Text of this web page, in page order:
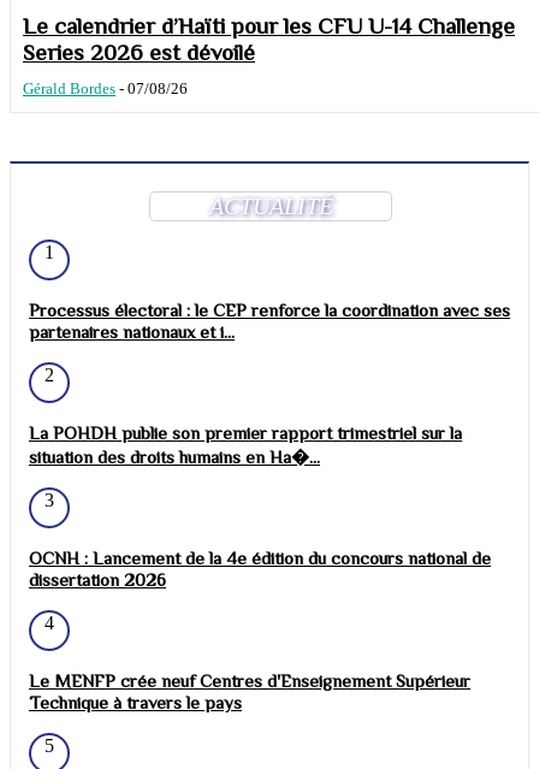
Le calendrier d’Haïti pour les CFU U-14 Challenge
Series 2026 est dévoilé
Gérald Bordes - 07/08/26
ACTUALITÉ
1
Processus électoral : le CEP renforce la coordination avec ses
partenaires nationaux et i...
2
La POHDH publie son premier rapport trimestriel sur la
situation des droits humains en Ha�...
3
OCNH : Lancement de la 4e édition du concours national de
dissertation 2026
4
Le MENFP crée neuf Centres d'Enseignement Supérieur
Technique à travers le pays
5